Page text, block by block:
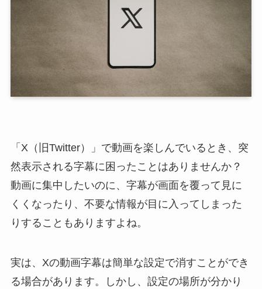
「X（旧Twitter）」で動画を楽しんでいるとき、突
然表示される字幕に困ったことはありませんか？
動画に集中したいのに、字幕が画面を覆って見に
くくなったり、不要な情報が目に入ってしまった
りすることもありますよね。
実は、Xの動画字幕は簡単な設定で消すことができ
る場合があります。しかし、設定の場所が分かり